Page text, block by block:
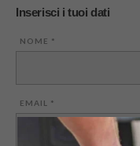
Inserisci i tuoi dati
NOME *
EMAIL *